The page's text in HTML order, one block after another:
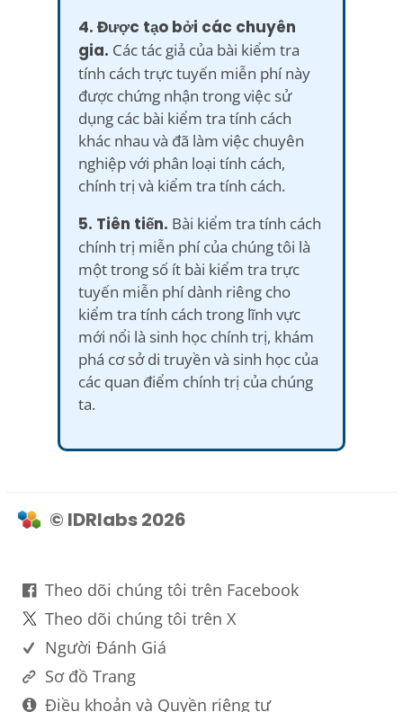
4. Được tạo bởi các chuyên
gia. Các tác giả của bài kiểm tra
tính cách trực tuyến miễn phí này
được chứng nhận trong việc sử
dụng các bài kiểm tra tính cách
khác nhau và đã làm việc chuyên
nghiệp với phân loại tính cách,
chính trị và kiểm tra tính cách.
5. Tiên tiến. Bài kiểm tra tính cách
chính trị miễn phí của chúng tôi là
một trong số ít bài kiểm tra trực
tuyến miễn phí dành riêng cho
kiểm tra tính cách trong lĩnh vực
mới nổi là sinh học chính trị, khám
phá cơ sở di truyền và sinh học của
các quan điểm chính trị của chúng
ta.
© IDRlabs 2026
Theo dõi chúng tôi trên Facebook
Theo dõi chúng tôi trên X
Người Đánh Giá
Sơ đồ Trang
Điều khoản và Quyền riêng tư